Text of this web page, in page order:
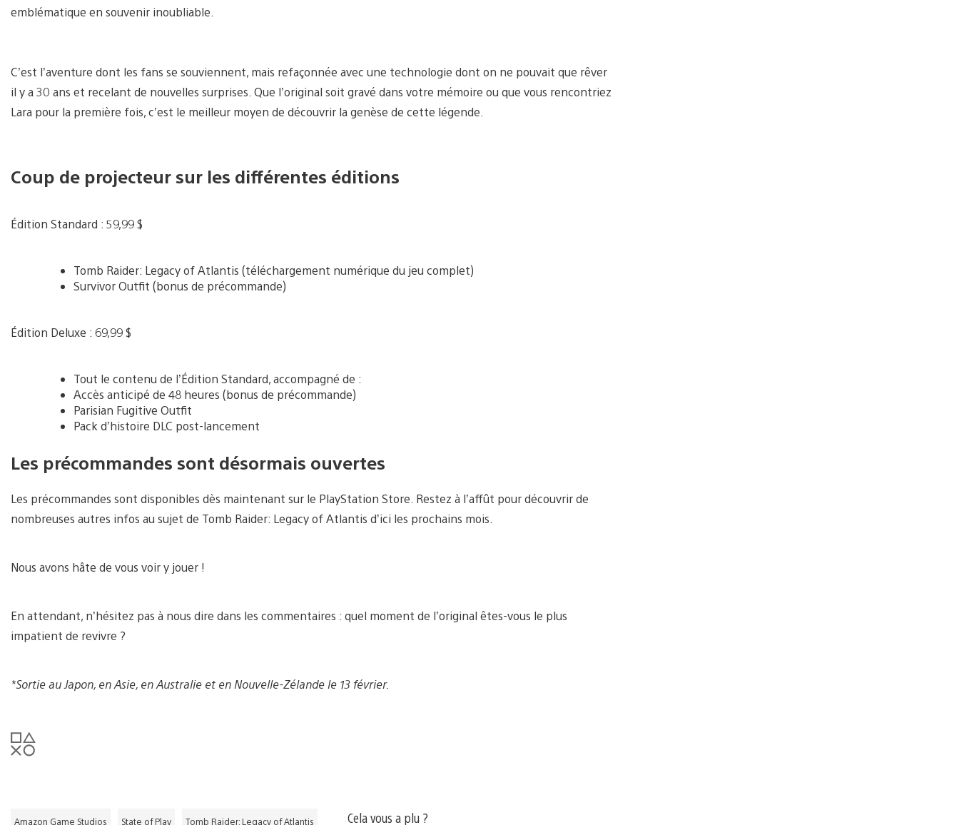
emblématique en souvenir inoubliable.
C’est l’aventure dont les fans se souviennent, mais refaçonnée avec une technologie dont on ne pouvait que rêver
il y a 30 ans et recelant de nouvelles surprises. Que l’original soit gravé dans votre mémoire ou que vous rencontriez
Lara pour la première fois, c’est le meilleur moyen de découvrir la genèse de cette légende.
Coup de projecteur sur les différentes éditions
Édition Standard : 59,99 $
Tomb Raider: Legacy of Atlantis (téléchargement numérique du jeu complet)
Survivor Outfit (bonus de précommande)
Édition Deluxe : 69,99 $
Tout le contenu de l’Édition Standard, accompagné de :
Accès anticipé de 48 heures (bonus de précommande)
Parisian Fugitive Outfit
Pack d’histoire DLC post-lancement
Les précommandes sont désormais ouvertes
Les précommandes sont disponibles dès maintenant sur le PlayStation Store. Restez à l’affût pour découvrir de
nombreuses autres infos au sujet de Tomb Raider: Legacy of Atlantis d’ici les prochains mois.
Nous avons hâte de vous voir y jouer !
En attendant, n’hésitez pas à nous dire dans les commentaires : quel moment de l’original êtes-vous le plus
impatient de revivre ?
*Sortie au Japon, en Asie, en Australie et en Nouvelle-Zélande le 13 février.
Amazon Game Studios State of Play Tomb Raider: Legacy of Atlantis
Cela vous a plu ?